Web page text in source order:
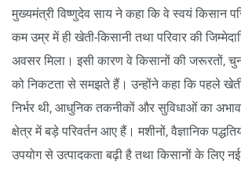
मुख्यमंत्री विष्णुदेव साय ने कहा कि वे स्वयं किसान
कम उम्र में ही खेती-किसानी तथा परिवार की
अवसर मिला। इसी कारण वे किसानों की जरूरतों,
को निकटता से समझते हैं। उन्होंने कहा कि पहले खेती
निर्भर थी, आधुनिक तकनीकों और सुविधाओं का
क्षेत्र में बड़े परिवर्तन आए हैं। मशीनों, वैज्ञानिक
उपयोग से उत्पादकता बढ़ी है तथा किसानों के लिए